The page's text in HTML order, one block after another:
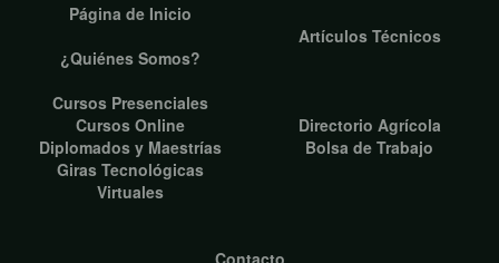
Página de Inicio
¿Quiénes Somos?
Artículos Técnicos
Cursos Presenciales
Cursos Online
Diplomados y Maestrías
Giras Tecnológicas
Virtuales
Directorio Agrícola
Bolsa de Trabajo
Contacto